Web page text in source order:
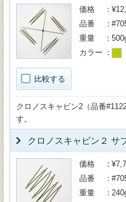
比較する
価格
品番
重量
カラー
クロノスキャビン2（品番
す。
クロノスキャビン２ サ
価格
品番
重量